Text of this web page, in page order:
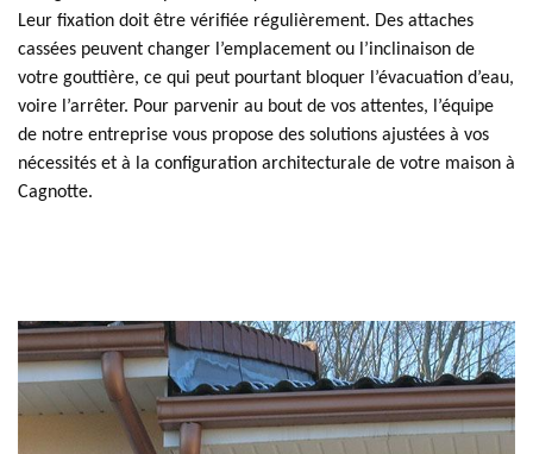
Leur fixation doit être vérifiée régulièrement. Des attaches
cassées peuvent changer l’emplacement ou l’inclinaison de
votre gouttière, ce qui peut pourtant bloquer l’évacuation d’eau,
voire l’arrêter. Pour parvenir au bout de vos attentes, l’équipe
de notre entreprise vous propose des solutions ajustées à vos
nécessités et à la configuration architecturale de votre maison à
Cagnotte.